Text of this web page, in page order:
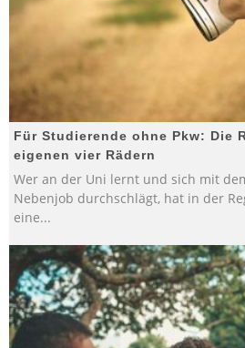
Für Studierende ohne Pkw: Die
eigenen vier Rädern
Wer an der Uni lernt und sich mit
Nebenjob durchschlägt, hat in der
eine...